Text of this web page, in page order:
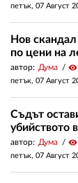
петък, 07 Август
Нов скандал
по цени на
автор: Дума visibility
петък, 07 Август
Съдът
убийството
автор: Дума visibility
петък, 07 Август